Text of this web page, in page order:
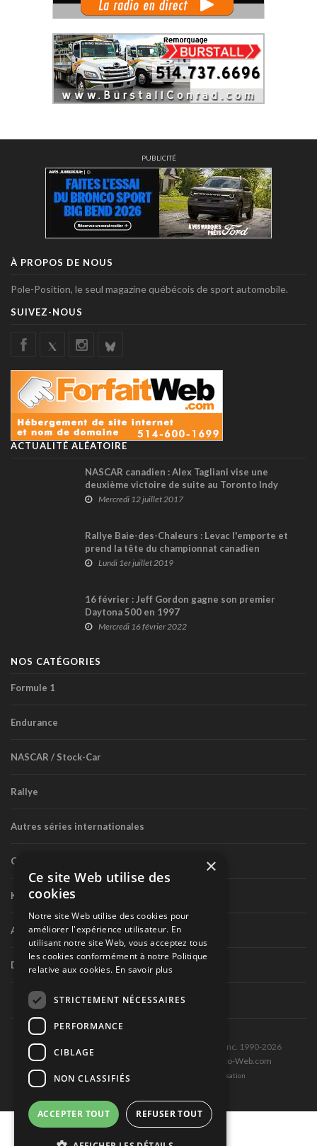
PUBLICITÉ
À PROPOS DE NOUS
Pole-Position, le seul magazine québécois de sport automobile.
SUIVEZ-NOUS
ACTUALITÉ ALÉATOIRE
NASCAR canadien : Alex Tagliani vise une
deuxième victoire de suite au Toronto Indy
Mercredi 12 juillet 2017
Rallye Baie-des-Chaleurs : Levac l'emporte et
prend la tête du championnat canadien
Lundi 1er juillet 2019
16 février : Jeff Gordon gagne son premier
Daytona 500 en 1997
Mercredi 16 février 2022
NOS CATÉGORIES
Formule 1
Endurance
NASCAR / Stock-Car
Rallye
Autres séries internationales
Circuit routier canadien
Karting
Autres séries nationales
Divers
Tous droits réservés © Les Éditions Pole-Position inc. 1990-2026
Ce site est produit et hébergé par Montréal-Photo-Web.com
Politique de confidentialité et Conditions d’utilisation
×
Ce site Web utilise des
cookies
Notre site Web utilise des cookies pour
améliorer l'expérience utilisateur. En
utilisant notre site Web, vous acceptez tous
les cookies conformément à notre Politique
relative aux cookies. En savoir plus
STRICTEMENT NÉCESSAIRES
PERFORMANCE
CIBLAGE
NON CLASSIFIÉS
ACCEPTER TOUT REFUSER TOUT